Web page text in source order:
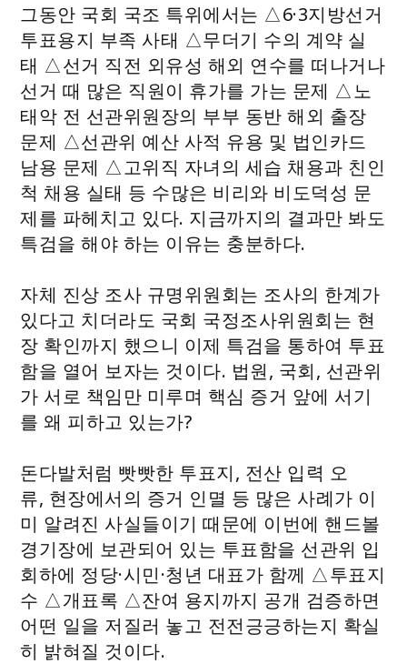
그동안 국회 국조 특위에서는 △6·3지방선거
투표용지 부족 사태 △무더기 수의 계약 실
태 △선거 직전 외유성 해외 연수를 떠나거나
선거 때 많은 직원이 휴가를 가는 문제 △노
태악 전 선관위원장의 부부 동반 해외 출장
문제 △선관위 예산 사적 유용 및 법인카드
남용 문제 △고위직 자녀의 세습 채용과 친인
척 채용 실태 등 수많은 비리와 비도덕성 문
제를 파헤치고 있다. 지금까지의 결과만 봐도
특검을 해야 하는 이유는 충분하다.
자체 진상 조사 규명위원회는 조사의 한계가
있다고 치더라도 국회 국정조사위원회는 현
장 확인까지 했으니 이제 특검을 통하여 투표
함을 열어 보자는 것이다. 법원, 국회, 선관위
가 서로 책임만 미루며 핵심 증거 앞에 서기
를 왜 피하고 있는가?
돈다발처럼 빳빳한 투표지, 전산 입력 오
류, 현장에서의 증거 인멸 등 많은 사례가 이
미 알려진 사실들이기 때문에 이번에 핸드볼
경기장에 보관되어 있는 투표함을 선관위 입
회하에 정당·시민·청년 대표가 함께 △투표지
수 △개표록 △잔여 용지까지 공개 검증하면
어떤 일을 저질러 놓고 전전긍긍하는지 확실
히 밝혀질 것이다.